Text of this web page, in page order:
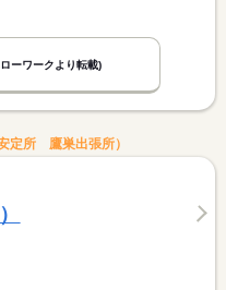
ーワークより転載)
定所 鷹巣出張所）